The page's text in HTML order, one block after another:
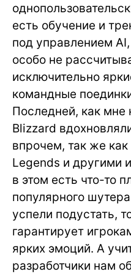
есть обучение и
под управлением
особо не
исключительно
командные
Последней, как мне
Blizzard
впрочем, так же как
Legends и другими
в этом есть что-то
популярного
успели подустать,
гарантирует
ярких эмоций. А
разработчики нам